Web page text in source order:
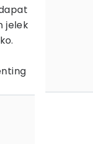
jelek